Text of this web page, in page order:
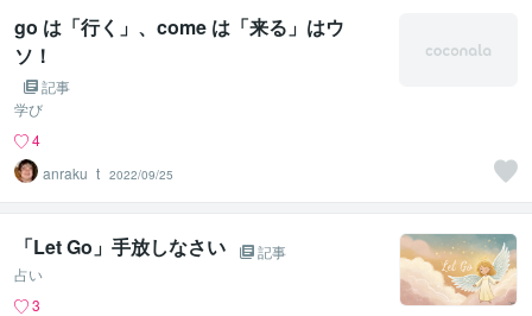
go は「行く」、come は「来る」はウ
ソ！
記事
学び
4
anraku_t 2022/09/25
「Let Go」手放しなさい
記事
占い
3